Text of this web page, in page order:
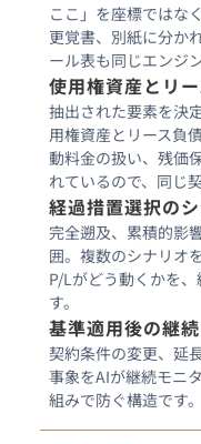
ここ」を座標ではな
更覚書、別紙に分か
ール表も同じエンジ
使用権資産とリ
抽出された要素を決
用権資産とリース負
動料金の扱い、残価
れているので、同じ
経過措置選択の
完全遡及、累積的影
囲。複数のシナリオ
P/Lがどう動くかを
す。
基準適用後の継
契約条件の変更、延
事象をAIが継続モニ
組みで防ぐ構造です。